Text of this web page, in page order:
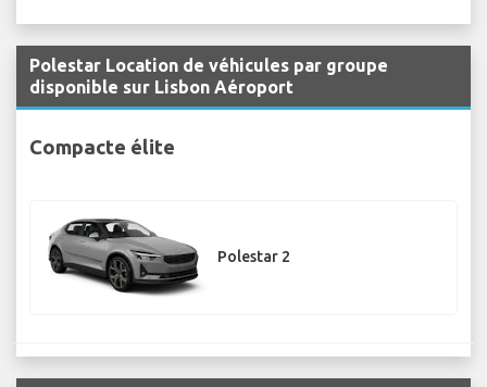
Polestar Location de véhicules par groupe
disponible sur Lisbon Aéroport
Compacte élite
Polestar 2